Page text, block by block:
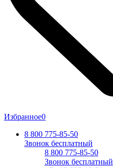
Избранное0
8 800 775-85-50
Звонок бесплатный
8 800 775-85-50
Звонок бесплатный